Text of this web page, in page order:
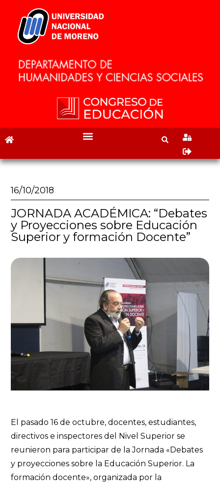
16/10/2018
JORNADA ACADÉMICA: “Debates
y Proyecciones sobre Educación
Superior y formación Docente”
El pasado 16 de octubre, docentes, estudiantes,
directivos e inspectores del Nivel Superior se
reunieron para participar de la Jornada «Debates
y proyecciones sobre la Educación Superior. La
formación docente», organizada por la